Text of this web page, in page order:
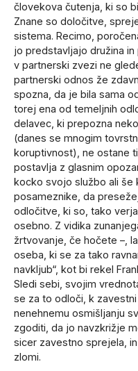
človekova čutenja, ki so
Znane so določitve,
sistema. Recimo,
jo predstavljajo družina
v partnerski zvezi ne
partnerski odnos že
spozna, da je bila sama
torej ena od temeljnih
delavec, ki prepozna
(danes se mnogim
koruptivnost), ne ostane
postavlja z glasnim
kocko svojo službo ali še
posameznike, da
odločitve, ki so, tako
osebno. Z vidika
žrtvovanje, če hočete –,
oseba, ki se za tako
navkljub“, kot bi rekel
Sledi sebi, svojim
se za to odloči, k
nenehnemu osmišljanju
zgoditi, da jo navzkrižje
sicer zavestno sprejela,
zlomi.